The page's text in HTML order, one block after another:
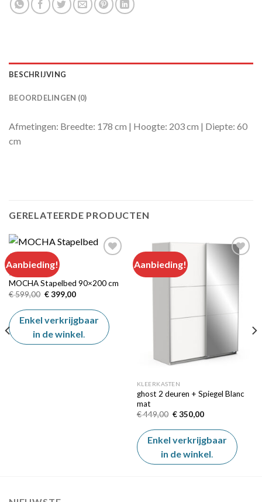
BESCHRIJVING
BEOORDELINGEN (0)
Afmetingen: Breedte: 178 cm | Hoogte: 203 cm | Diepte: 60
cm
GERELATEERDE PRODUCTEN
Aanbieding!
Add to
BEDDEN
MOCHA Stapelbed 90×200 cm
€599,00 Oorspronkelijke
was:
€ 599,00.
€399,00Huidige
is:
€ 399,00.
Enkel verkrijgbaar
in de winkel
Aanbieding!
KLEERKASTEN
ghost 2 deuren + Spiegel Blanc
mat
€449,00 Oorspronkelijke
was:
€ 449,00.
€350,00Huidige
is:
€ 350,00.
Enkel verkrijgbaar
in de winkel.